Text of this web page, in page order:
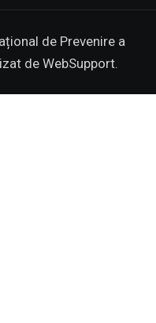
de Prevenire a
de WebSupport.